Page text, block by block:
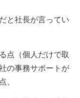
と社長が言ってい
点（個人だけで取
の事務サポートが
、